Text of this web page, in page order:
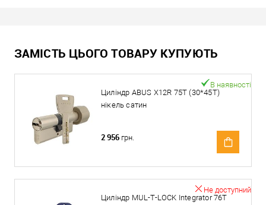
ЗАМІСТЬ ЦЬОГО ТОВАРУ КУПУЮТЬ
Циліндр ABUS X12R 75T (30*45T)
нікель сатин
В наявності
2 956 грн.
Циліндр MUL-T-LOCK Integrator 76T
Не доступний